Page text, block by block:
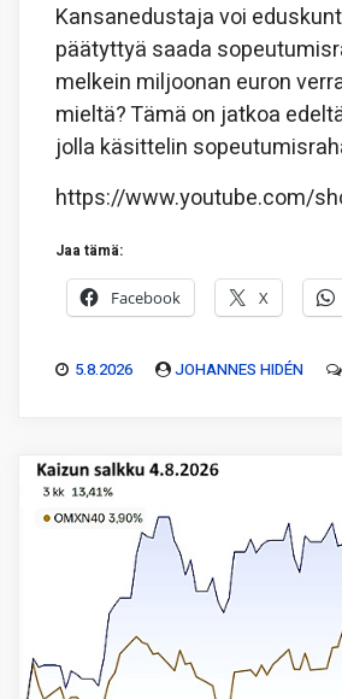
Kansanedustaja voi
päätyttyä saada
melkein miljoonan euron
mieltä? Tämä on jatkoa
jolla käsittelin
https://www.youtube.com/
Jaa tämä:
Facebook X
5.8.2026 JOHANNES HIDÉN